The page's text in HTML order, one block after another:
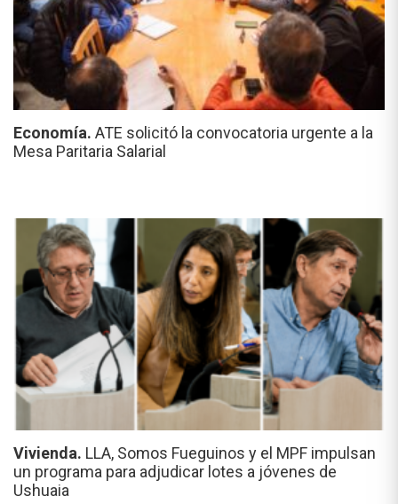
Economía. ATE solicitó la convocatoria urgente a la
Mesa Paritaria Salarial
Vivienda. LLA, Somos Fueguinos y el MPF impulsan
un programa para adjudicar lotes a jóvenes de
Ushuaia